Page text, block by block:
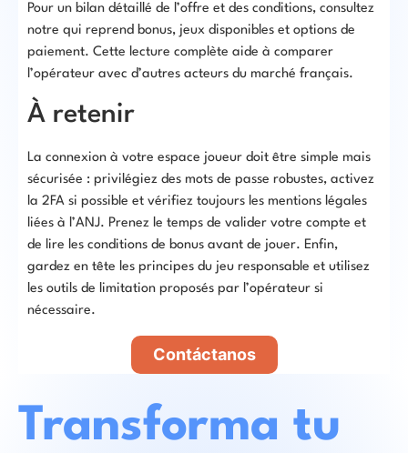
Pour un bilan détaillé de l’offre et des conditions, consultez
notre qui reprend bonus, jeux disponibles et options de
paiement. Cette lecture complète aide à comparer
l’opérateur avec d’autres acteurs du marché français.
À retenir
La connexion à votre espace joueur doit être simple mais
sécurisée : privilégiez des mots de passe robustes, activez
la 2FA si possible et vérifiez toujours les mentions légales
liées à l’ANJ. Prenez le temps de valider votre compte et
de lire les conditions de bonus avant de jouer. Enfin,
gardez en tête les principes du jeu responsable et utilisez
les outils de limitation proposés par l’opérateur si
nécessaire.
Contáctanos
Transforma tu